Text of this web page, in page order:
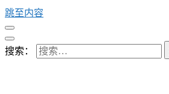
跳至内容
搜索：